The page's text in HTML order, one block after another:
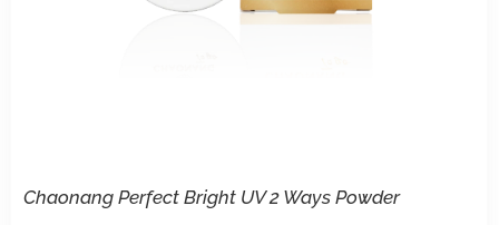
Chaonang Perfect Bright UV 2 Ways Powder